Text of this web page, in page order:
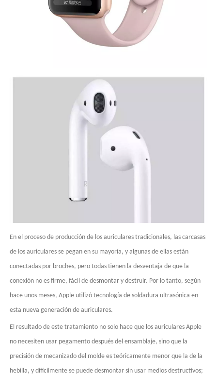
En el proceso de producción de los auriculares tradicionales, las carcasas
de los auriculares se pegan en su mayoría, y algunas de ellas están
conectadas por broches, pero todas tienen la desventaja de que la
conexión no es firme, fácil de desmontar y destruir. Por lo tanto, según
hace unos meses, Apple utilizó tecnología de soldadura ultrasónica en
esta nueva generación de auriculares.
El resultado de este tratamiento no solo hace que los auriculares Apple
no necesiten usar pegamento después del ensamblaje, sino que la
precisión de mecanizado del molde es teóricamente menor que la de la
hebilla, y difícilmente se puede desmontar sin usar medios destructivos;